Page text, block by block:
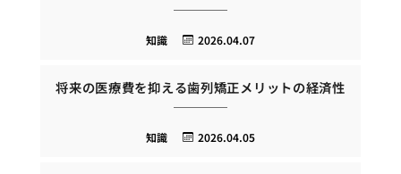
2026.04.07
知識
将来の医療費を抑える歯列矯正メリットの経済性
2026.04.05
知識